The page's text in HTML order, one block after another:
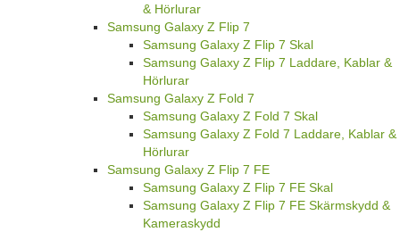
& Hörlurar
Samsung Galaxy Z Flip 7
Samsung Galaxy Z Flip 7 Skal
Samsung Galaxy Z Flip 7 Laddare, Kablar &
Hörlurar
Samsung Galaxy Z Fold 7
Samsung Galaxy Z Fold 7 Skal
Samsung Galaxy Z Fold 7 Laddare, Kablar &
Hörlurar
Samsung Galaxy Z Flip 7 FE
Samsung Galaxy Z Flip 7 FE Skal
Samsung Galaxy Z Flip 7 FE Skärmskydd &
Kameraskydd